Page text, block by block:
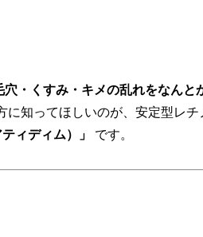
・くすみ・キメの乱れをなんと
に知ってほしいのが、安定型レ
ィディム）」 です。